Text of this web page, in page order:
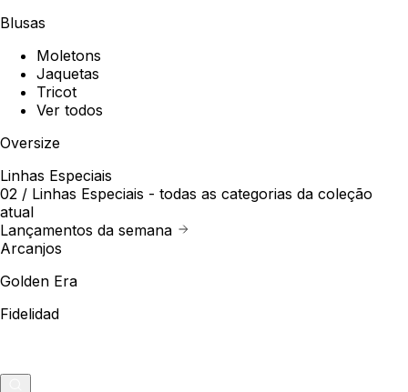
Blusas
Moletons
Jaquetas
Tricot
Ver todos
Oversize
Linhas Especiais
02 / Linhas Especiais - todas as categorias da coleção
atual
Lançamentos da semana
Arcanjos
Golden Era
Fidelidad